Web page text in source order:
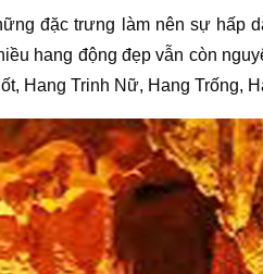
đặc trưng làm nên sự hấp
hang động đẹp vẫn còn
Hang Trinh Nữ, Hang Trống,